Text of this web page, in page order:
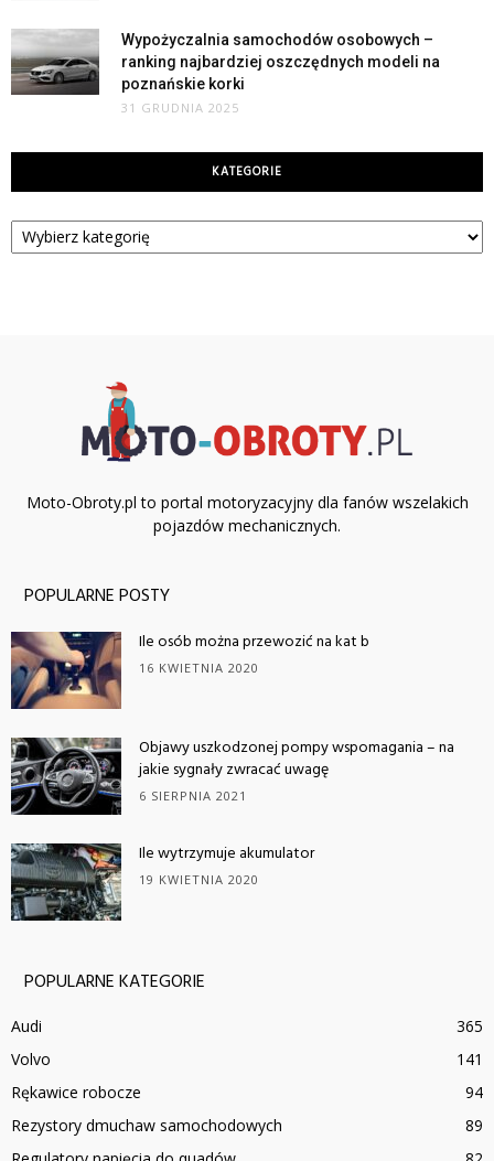
Wypożyczalnia samochodów osobowych –
ranking najbardziej oszczędnych modeli na
poznańskie korki
31 GRUDNIA 2025
KATEGORIE
Kategorie
Moto-Obroty.pl to portal motoryzacyjny dla fanów wszelakich
pojazdów mechanicznych.
POPULARNE POSTY
Ile osób można przewozić na kat b
16 KWIETNIA 2020
Objawy uszkodzonej pompy wspomagania – na
jakie sygnały zwracać uwagę
6 SIERPNIA 2021
Ile wytrzymuje akumulator
19 KWIETNIA 2020
POPULARNE KATEGORIE
Audi
365
Volvo
141
Rękawice robocze
94
Rezystory dmuchaw samochodowych
89